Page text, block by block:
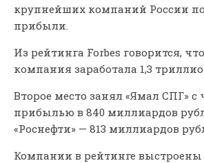
крупнейших компаний России
прибыли.
Из рейтинга Forbes говорится, что
компания заработала 1,3
Второе место занял «Ямал СПГ» с
прибылью в 840 миллиардов
«Роснефти» — 813 миллиардов
Компании в рейтинге выстроены